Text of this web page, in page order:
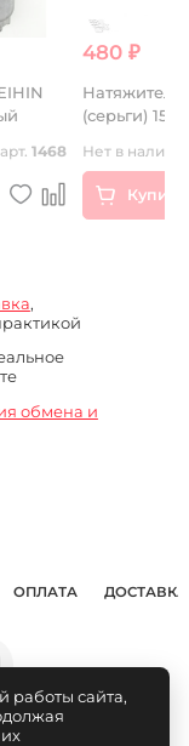
1468
480 ₽
(серьги)
Нет в
Купить
,
обмена и
ОПЛАТА ДОСТАВКА
работы сайта,